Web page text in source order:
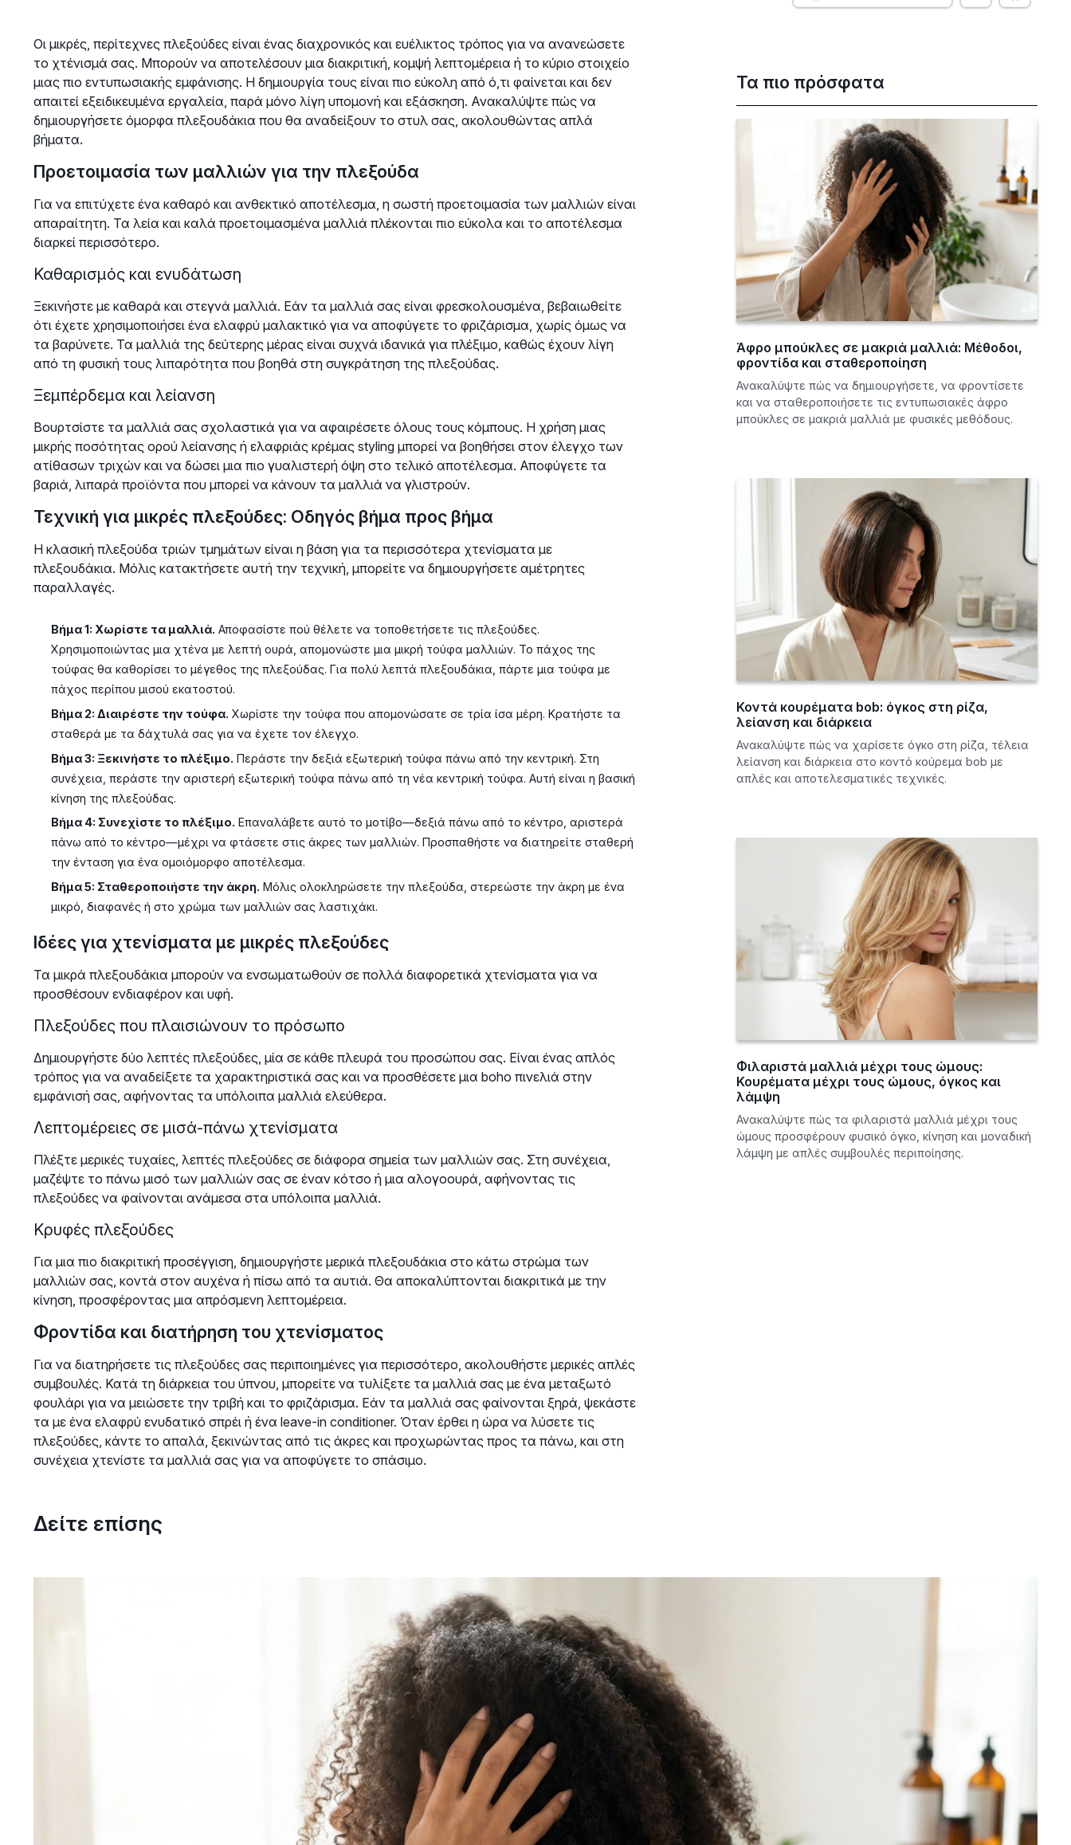
Οι μικρές, περίτεχνες πλεξούδες είναι ένας διαχρονικός και ευέλικτος τρόπος για να ανανεώσετε
το χτένισμά σας. Μπορούν να αποτελέσουν μια διακριτική, κομψή λεπτομέρεια ή το κύριο στοιχείο
μιας πιο εντυπωσιακής εμφάνισης. Η δημιουργία τους είναι πιο εύκολη από ό,τι φαίνεται και δεν
απαιτεί εξειδικευμένα εργαλεία, παρά μόνο λίγη υπομονή και εξάσκηση. Ανακαλύψτε πώς να
δημιουργήσετε όμορφα πλεξουδάκια που θα αναδείξουν το στυλ σας, ακολουθώντας απλά
βήματα.
Προετοιμασία των μαλλιών για την πλεξούδα
Για να επιτύχετε ένα καθαρό και ανθεκτικό αποτέλεσμα, η σωστή προετοιμασία των μαλλιών είναι
απαραίτητη. Τα λεία και καλά προετοιμασμένα μαλλιά πλέκονται πιο εύκολα και το αποτέλεσμα
διαρκεί περισσότερο.
Καθαρισμός και ενυδάτωση
Ξεκινήστε με καθαρά και στεγνά μαλλιά. Εάν τα μαλλιά σας είναι φρεσκολουσμένα, βεβαιωθείτε
ότι έχετε χρησιμοποιήσει ένα ελαφρύ μαλακτικό για να αποφύγετε το φριζάρισμα, χωρίς όμως να
τα βαρύνετε. Τα μαλλιά της δεύτερης μέρας είναι συχνά ιδανικά για πλέξιμο, καθώς έχουν λίγη
από τη φυσική τους λιπαρότητα που βοηθά στη συγκράτηση της πλεξούδας.
Ξεμπέρδεμα και λείανση
Βουρτσίστε τα μαλλιά σας σχολαστικά για να αφαιρέσετε όλους τους κόμπους. Η χρήση μιας
μικρής ποσότητας ορού λείανσης ή ελαφριάς κρέμας styling μπορεί να βοηθήσει στον έλεγχο των
ατίθασων τριχών και να δώσει μια πιο γυαλιστερή όψη στο τελικό αποτέλεσμα. Αποφύγετε τα
βαριά, λιπαρά προϊόντα που μπορεί να κάνουν τα μαλλιά να γλιστρούν.
Τεχνική για μικρές πλεξούδες: Οδηγός βήμα προς βήμα
Η κλασική πλεξούδα τριών τμημάτων είναι η βάση για τα περισσότερα χτενίσματα με
πλεξουδάκια. Μόλις κατακτήσετε αυτή την τεχνική, μπορείτε να δημιουργήσετε αμέτρητες
παραλλαγές.
Βήμα 1: Χωρίστε τα μαλλιά. Αποφασίστε πού θέλετε να τοποθετήσετε τις πλεξούδες.
Χρησιμοποιώντας μια χτένα με λεπτή ουρά, απομονώστε μια μικρή τούφα μαλλιών. Το πάχος της
τούφας θα καθορίσει το μέγεθος της πλεξούδας. Για πολύ λεπτά πλεξουδάκια, πάρτε μια τούφα με
πάχος περίπου μισού εκατοστού.
Βήμα 2: Διαιρέστε την τούφα. Χωρίστε την τούφα που απομονώσατε σε τρία ίσα μέρη. Κρατήστε τα
σταθερά με τα δάχτυλά σας για να έχετε τον έλεγχο.
Βήμα 3: Ξεκινήστε το πλέξιμο. Περάστε την δεξιά εξωτερική τούφα πάνω από την κεντρική. Στη
συνέχεια, περάστε την αριστερή εξωτερική τούφα πάνω από τη νέα κεντρική τούφα. Αυτή είναι η βασική
κίνηση της πλεξούδας.
Βήμα 4: Συνεχίστε το πλέξιμο. Επαναλάβετε αυτό το μοτίβο—δεξιά πάνω από το κέντρο, αριστερά
πάνω από το κέντρο—μέχρι να φτάσετε στις άκρες των μαλλιών. Προσπαθήστε να διατηρείτε σταθερή
την ένταση για ένα ομοιόμορφο αποτέλεσμα.
Βήμα 5: Σταθεροποιήστε την άκρη. Μόλις ολοκληρώσετε την πλεξούδα, στερεώστε την άκρη με ένα
μικρό, διαφανές ή στο χρώμα των μαλλιών σας λαστιχάκι.
Ιδέες για χτενίσματα με μικρές πλεξούδες
Τα μικρά πλεξουδάκια μπορούν να ενσωματωθούν σε πολλά διαφορετικά χτενίσματα για να
προσθέσουν ενδιαφέρον και υφή.
Πλεξούδες που πλαισιώνουν το πρόσωπο
Δημιουργήστε δύο λεπτές πλεξούδες, μία σε κάθε πλευρά του προσώπου σας. Είναι ένας απλός
τρόπος για να αναδείξετε τα χαρακτηριστικά σας και να προσθέσετε μια boho πινελιά στην
εμφάνισή σας, αφήνοντας τα υπόλοιπα μαλλιά ελεύθερα.
Λεπτομέρειες σε μισά-πάνω χτενίσματα
Πλέξτε μερικές τυχαίες, λεπτές πλεξούδες σε διάφορα σημεία των μαλλιών σας. Στη συνέχεια,
μαζέψτε το πάνω μισό των μαλλιών σας σε έναν κότσο ή μια αλογοουρά, αφήνοντας τις
πλεξούδες να φαίνονται ανάμεσα στα υπόλοιπα μαλλιά.
Κρυφές πλεξούδες
Για μια πιο διακριτική προσέγγιση, δημιουργήστε μερικά πλεξουδάκια στο κάτω στρώμα των
μαλλιών σας, κοντά στον αυχένα ή πίσω από τα αυτιά. Θα αποκαλύπτονται διακριτικά με την
κίνηση, προσφέροντας μια απρόσμενη λεπτομέρεια.
Φροντίδα και διατήρηση του χτενίσματος
Για να διατηρήσετε τις πλεξούδες σας περιποιημένες για περισσότερο, ακολουθήστε μερικές απλές
συμβουλές. Κατά τη διάρκεια του ύπνου, μπορείτε να τυλίξετε τα μαλλιά σας με ένα μεταξωτό
φουλάρι για να μειώσετε την τριβή και το φριζάρισμα. Εάν τα μαλλιά σας φαίνονται ξηρά, ψεκάστε
τα με ένα ελαφρύ ενυδατικό σπρέι ή ένα leave-in conditioner. Όταν έρθει η ώρα να λύσετε τις
πλεξούδες, κάντε το απαλά, ξεκινώντας από τις άκρες και προχωρώντας προς τα πάνω, και στη
συνέχεια χτενίστε τα μαλλιά σας για να αποφύγετε το σπάσιμο.
Τα πιο πρόσφατα
Άφρο μπούκλες σε μακριά μαλλιά: Μέθοδοι,
φροντίδα και σταθεροποίηση
Ανακαλύψτε πώς να δημιουργήσετε, να φροντίσετε
και να σταθεροποιήσετε τις εντυπωσιακές άφρο
μπούκλες σε μακριά μαλλιά με φυσικές μεθόδους.
Κοντά κουρέματα bob: όγκος στη ρίζα,
λείανση και διάρκεια
Ανακαλύψτε πώς να χαρίσετε όγκο στη ρίζα, τέλεια
λείανση και διάρκεια στο κοντό κούρεμα bob με
απλές και αποτελεσματικές τεχνικές.
Φιλαριστά μαλλιά μέχρι τους ώμους:
Κουρέματα μέχρι τους ώμους, όγκος και
λάμψη
Ανακαλύψτε πώς τα φιλαριστά μαλλιά μέχρι τους
ώμους προσφέρουν φυσικό όγκο, κίνηση και μοναδική
λάμψη με απλές συμβουλές περιποίησης.
Δείτε επίσης